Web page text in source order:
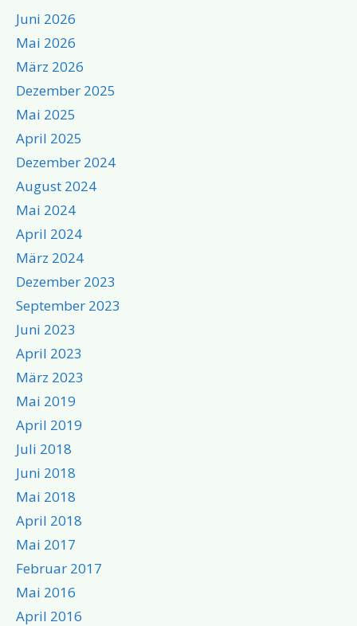
Juni 2026
Mai 2026
März 2026
Dezember 2025
Mai 2025
April 2025
Dezember 2024
August 2024
Mai 2024
April 2024
März 2024
Dezember 2023
September 2023
Juni 2023
April 2023
März 2023
Mai 2019
April 2019
Juli 2018
Juni 2018
Mai 2018
April 2018
Mai 2017
Februar 2017
Mai 2016
April 2016